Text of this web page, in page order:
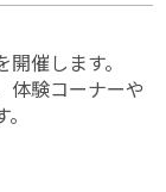
催します。
体験コーナーや